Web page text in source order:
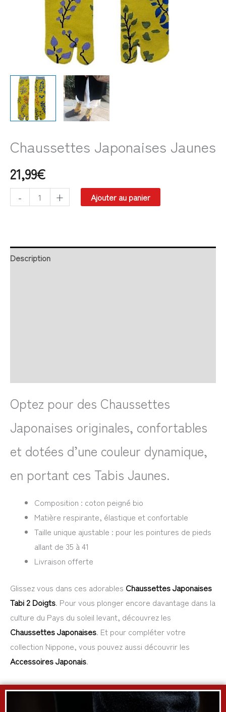
Chaussettes Japonaises Jaunes
21,99€
- + Ajouter au panier
Description
Optez pour des Chaussettes
Japonaises originales, confortables
et dotées d’une couleur dynamique,
en portant ces Tabis Jaunes.
Composition : coton peigné bio
Matière respirante, élastique et confortable
Taille unique ajustable : pour les pointures de pieds
allant de 35 à 41
Livraison offerte
Glissez vous dans ces adorables Chaussettes Japonaises
Tabi 2 Doigts. Pour vous plonger encore davantage dans la
culture du Pays du soleil levant, découvrez les
Chaussettes Japonaises. Et pour compléter votre
collection Nippone, vous pouvez aussi découvrir les
Accessoires Japonais.